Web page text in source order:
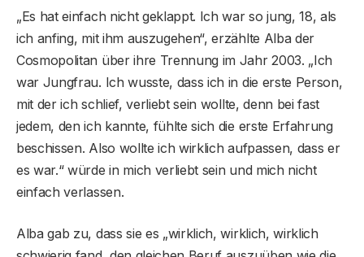
„Es hat einfach nicht geklappt. Ich war so jung, 18, als
ich anfing, mit ihm auszugehen“, erzählte Alba der
Cosmopolitan über ihre Trennung im Jahr 2003. „Ich
war Jungfrau. Ich wusste, dass ich in die erste Person,
mit der ich schlief, verliebt sein wollte, denn bei fast
jedem, den ich kannte, fühlte sich die erste Erfahrung
beschissen. Also wollte ich wirklich aufpassen, dass er
es war.“ würde in mich verliebt sein und mich nicht
einfach verlassen.
Alba gab zu, dass sie es „wirklich, wirklich, wirklich